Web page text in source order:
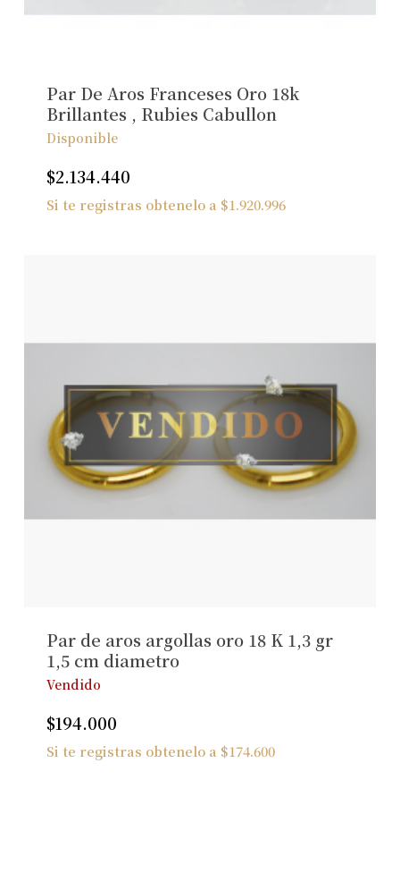
No hay productos en el carrito.
Par De Aros Franceses Oro 18k
Brillantes , Rubies Cabullon
Disponible
$2.134.440
Si te registras obtenelo a $1.920.996
Par de aros argollas oro 18 K 1,3 gr
1,5 cm diametro
Vendido
$194.000
Si te registras obtenelo a $174.600